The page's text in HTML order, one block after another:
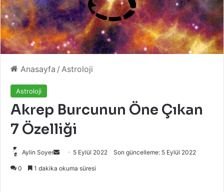
Anasayfa / Astroloji
Astroloji
Akrep Burcunun Öne Çıkan
7 Özelliği
Aylin Soyer
Bir
5 Eylül 2022 Son güncelleme: 5 Eylül 2022
0 1 dakika okuma süresi